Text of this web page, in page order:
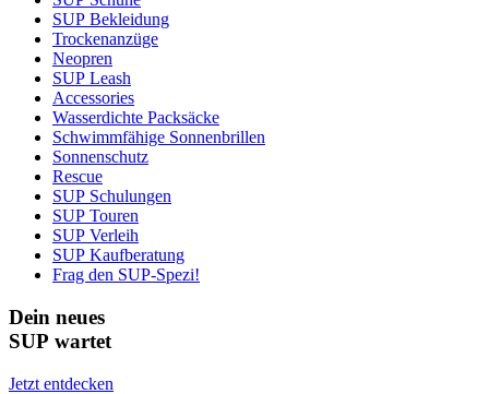
SUP Bekleidung
Trockenanzüge
Neopren
SUP Leash
Accessories
Wasserdichte Packsäcke
Schwimmfähige Sonnenbrillen
Sonnenschutz
Rescue
SUP Schulungen
SUP Touren
SUP Verleih
SUP Kaufberatung
Frag den SUP-Spezi!
Dein neues
SUP wartet
Jetzt entdecken